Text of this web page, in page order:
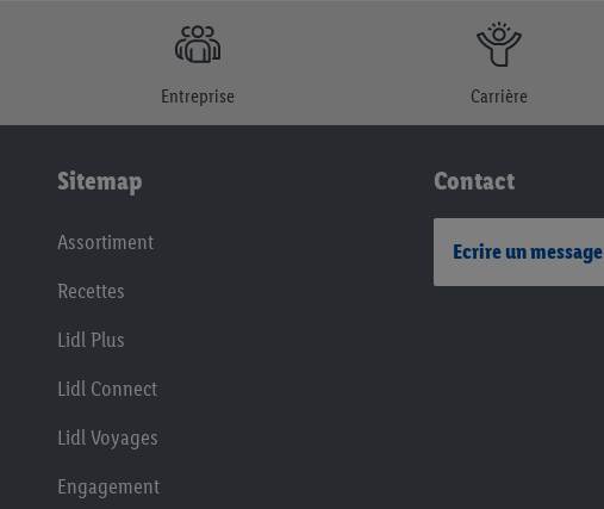
Entreprise Carrière
Sitemap
Assortiment
Recettes
Lidl Plus
Lidl Connect
Lidl Voyages
Engagement
Contact
Ecrire un message